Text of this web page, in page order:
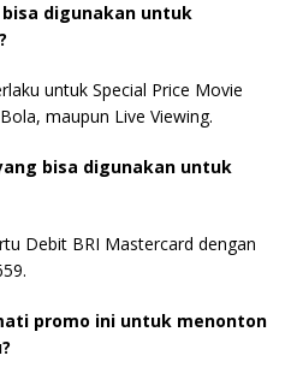
digunakan untuk
untuk Special Price Movie
maupun Live Viewing.
bisa digunakan untuk
Debit BRI Mastercard dengan
promo ini untuk menonton